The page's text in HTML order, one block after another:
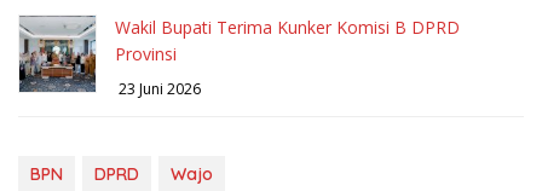
Wakil Bupati Terima Kunker Komisi B DPRD
Provinsi
23 Juni 2026
BPN DPRD Wajo